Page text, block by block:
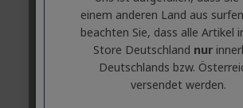
einem anderen Land aus
beachten Sie, dass alle Artikel
Store Deutschland nur
Deutschlands bzw.
versendet werden.